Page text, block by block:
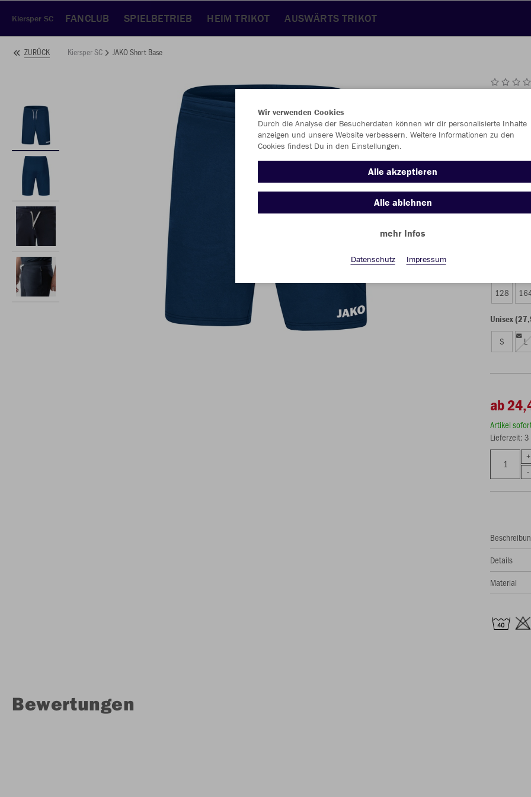
Kiersper SC FANCLUB SPIELBETRIEB HEIM TRIKOT AUSWÄRTS TRIKOT
ZURÜCK Kiersper SC JAKO Short Base
marine
128
Unisex
S L
ab
Artikel
Lieferzeit: 3
Details
Material
Bewertungen
Wir verwenden Cookies
Durch die Analyse der Besucherdaten können wir dir personalisierte Inhalte
anzeigen und unsere Website verbessern. Weitere Informationen zu den
Cookies findest Du in den Einstellungen.
Alle akzeptieren
Alle ablehnen
mehr Infos
Datenschutz Impressum